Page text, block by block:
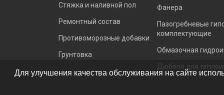
Стяжка и наливной пол
Ремонтный состав
Противоморозные добавки
Грунтовка
Фанера
Пазогребневые
комплектующие
Обмазочная
Дюбеля для
Для улучшения качества обслуживания на сайте